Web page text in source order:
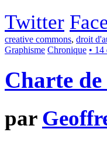
Twitter
creative commons, droit
Graphisme Chronique • 14
Charte
par